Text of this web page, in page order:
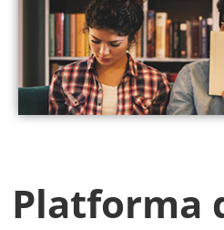
Platforma